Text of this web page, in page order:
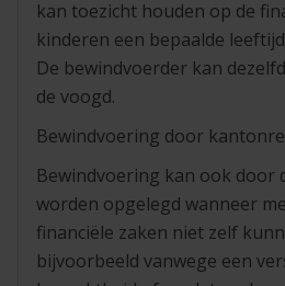
kan toezicht houden op de
kinderen een bepaalde
De bewindvoerder kan
de voogd.
Bewindvoering door
Bewindvoering kan ook door
worden opgelegd wanneer
financiële zaken niet zelf
bijvoorbeeld vanwege een